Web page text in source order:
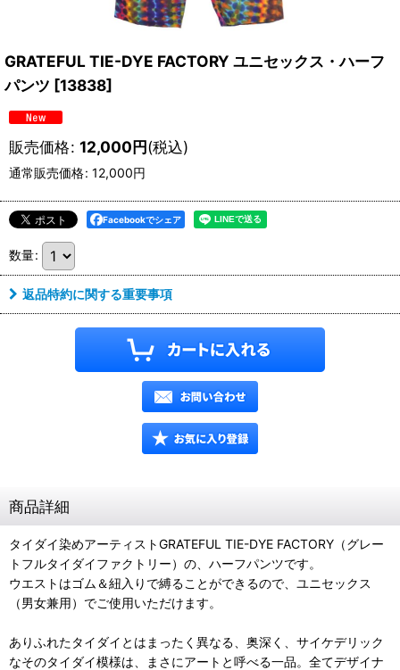
GRATEFUL TIE-DYE FACTORY ユニセックス・ハーフ
パンツ [13838]
販売価格: 12,000円(税込)
通常販売価格: 12,000円
Facebookでシェア
数量:
返品特約に関する重要事項
商品詳細
タイダイ染めアーティストGRATEFUL TIE-DYE FACTORY（グレー
トフルタイダイファクトリー）の、ハーフパンツです。
ウエストはゴム＆紐入りで縛ることができるので、ユニセックス
（男女兼用）でご使用いただけます。
ありふれたタイダイとはまったく異なる、奥深く、サイケデリック
なそのタイダイ模様は、まさにアートと呼べる一品。全てデザイナ